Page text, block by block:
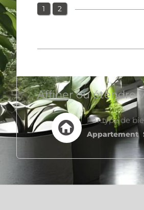
1 2
Affiner ou étendre
Par type de
Appartement